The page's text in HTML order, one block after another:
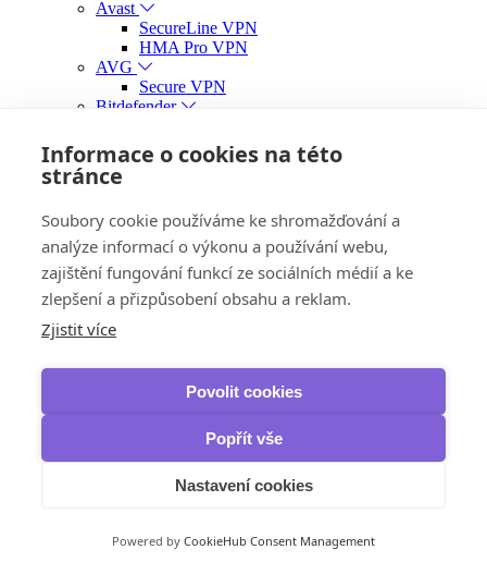
Avast
SecureLine VPN
HMA Pro VPN
AVG
Secure VPN
Bitdefender
Freedome VPN
VPN
McAfee
Safe Connect VPN
NordVPN
VPN
Dome VPN
iTop VPN & iTop Private Browser
Zálohování, obnova dat a vypalování
Smart Defrag Pro
Informace o cookies na této
stránce
Soubory cookie používáme ke shromažďování a
analýze informací o výkonu a používání webu,
zajištění fungování funkcí ze sociálních médií a ke
zlepšení a přizpůsobení obsahu a reklam.
Zjistit více
Povolit cookies
Popřít vše
Nastavení cookies
Powered by CookieHub Consent Management